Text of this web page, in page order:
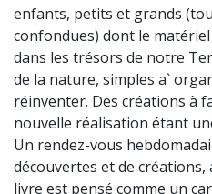
enfants, petits et grands
confondues) dont le
dans les trésors de notre
de la nature, simples a`
réinventer. Des créations à
nouvelle réalisation étant
Un rendez-vous
découvertes et de créations,
livre est pensé comme un